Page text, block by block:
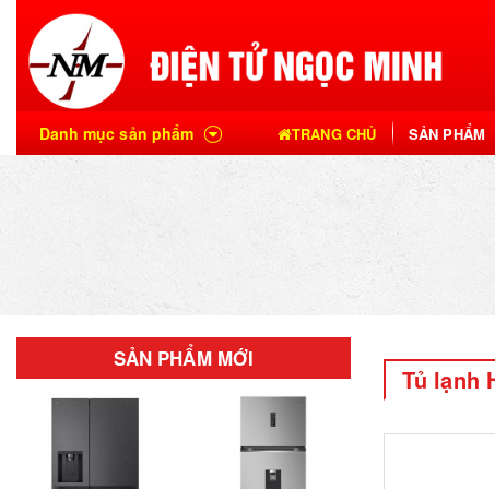
Danh mục sản phẩm TRANG CHỦ SẢN PHẨM
Tủ lạnh
SẢN PHẨM MỚI